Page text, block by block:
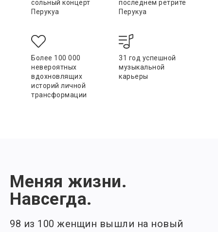
сольный концерт
Перукуа
последнем ретрите
Перукуа
Более 100 000
невероятных
вдохновлящих
историй личной
трансформации
31 год успешной
музыкальной
карьеры
Меняя жизни.
Навсегда.
98 из 100 женщин вышли на новый